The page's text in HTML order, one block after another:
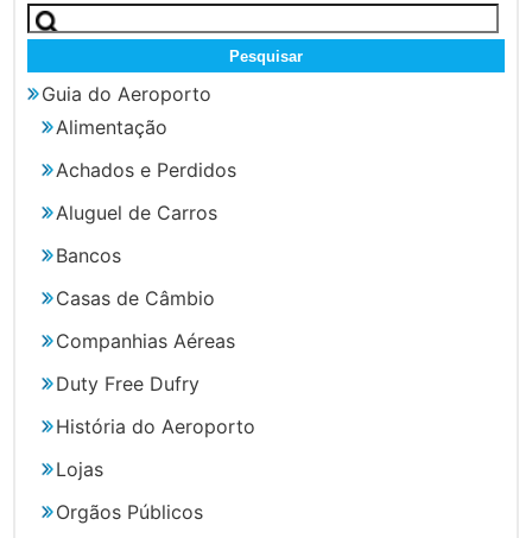
Pesquisar
por:
Guia do Aeroporto
Alimentação
Achados e Perdidos
Aluguel de Carros
Bancos
Casas de Câmbio
Companhias Aéreas
Duty Free Dufry
História do Aeroporto
Lojas
Orgãos Públicos